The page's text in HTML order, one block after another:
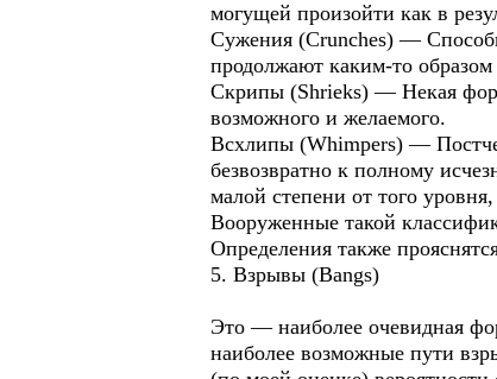
могущей произойти как в
Сужения (Crunches) —
продолжают каким-то
Скрипы (Shrieks) — Некая
возможного и желаемого.
Всхлипы (Whimpers) —
безвозвратно к полному
малой степени от того
Вооруженные такой
Определения также
5. Взрывы (Bangs)
Это — наиболее очевидная
наиболее возможные пути